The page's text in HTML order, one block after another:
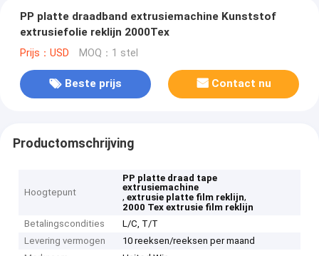
PP platte draadband extrusiemachine Kunststof
extrusiefolie reklijn 2000Tex
Prijs：USD MOQ：1 stel
Beste prijs Contact nu
Productomschrijving
Hoogtepunt
PP platte draad tape
extrusiemachine
,extrusie platte film reklijn,
2000 Tex extrusie film reklijn
Betalingscondities
L/C, T/T
Levering vermogen
10 reeksen/reeksen per maand